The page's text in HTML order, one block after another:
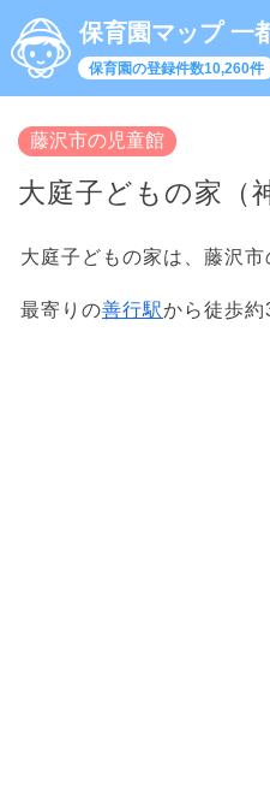
保育園マップ 一
保育園の登録件数10,260件
藤沢市の児童館
大庭子どもの家（
大庭子どもの家は、藤沢市
最寄りの善行駅から徒歩約